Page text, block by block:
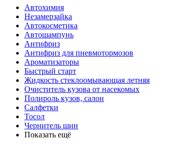
Автохимия
Незамерзайка
Автокосметика
Автошампунь
Антифриз
Антифриз для пневмотормозов
Ароматизаторы
Быстрый старт
Жидкость стеклоомывающая летняя
Очиститель кузова от насекомых
Полироль кузов, салон
Салфетки
Тосол
Чернитель шин
Показать ещё